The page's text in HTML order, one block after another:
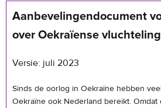
Aanbevelingendocument
over Oekraïense
Versie: juli 2023
Sinds de oorlog in Oekraïne hebben
Oekraïne ook Nederland bereikt. Omdat